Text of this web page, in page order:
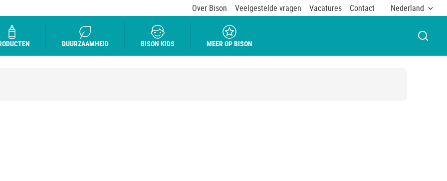
Over Bison Veelgestelde vragen Vacatures Contact Nederland
DUURZAAMHEID BISON KIDS MEER OP BISON